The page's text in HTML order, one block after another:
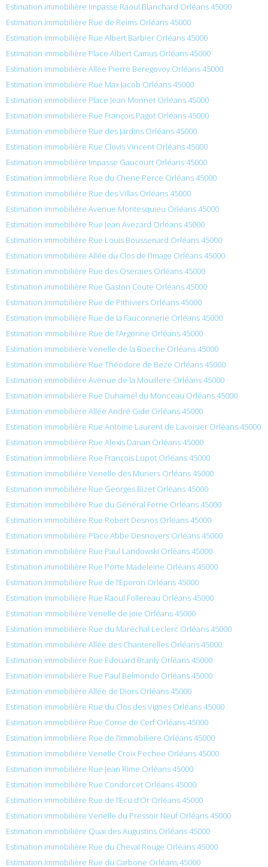
Estimation immobilière Impasse Raoul Blanchard Orléans 45000
Estimation immobilière Rue de Reims Orléans 45000
Estimation immobilière Rue Albert Barbier Orléans 45000
Estimation immobilière Place Albert Camus Orléans 45000
Estimation immobilière Allée Pierre Beregovoy Orléans 45000
Estimation immobilière Rue Max Jacob Orléans 45000
Estimation immobilière Place Jean Monnet Orléans 45000
Estimation immobilière Rue François Pagot Orléans 45000
Estimation immobilière Rue des Jardins Orléans 45000
Estimation immobilière Rue Clovis Vincent Orléans 45000
Estimation immobilière Impasse Gaucourt Orléans 45000
Estimation immobilière Rue du Chene Perce Orléans 45000
Estimation immobilière Rue des Villas Orléans 45000
Estimation immobilière Avenue Montesquieu Orléans 45000
Estimation immobilière Rue Jean Avezard Orléans 45000
Estimation immobilière Rue Louis Boussenard Orléans 45000
Estimation immobilière Allée du Clos de l’Image Orléans 45000
Estimation immobilière Rue des Oseraies Orléans 45000
Estimation immobilière Rue Gaston Coute Orléans 45000
Estimation immobilière Rue de Pithiviers Orléans 45000
Estimation immobilière Rue de la Fauconnerie Orléans 45000
Estimation immobilière Rue de l’Argonne Orléans 45000
Estimation immobilière Venelle de la Boeche Orléans 45000
Estimation immobilière Rue Théodore de Beze Orléans 45000
Estimation immobilière Avenue de la Mouillere Orléans 45000
Estimation immobilière Rue Duhamel du Monceau Orléans 45000
Estimation immobilière Allée André Gide Orléans 45000
Estimation immobilière Rue Antoine Laurent de Lavoisier Orléans 45000
Estimation immobilière Rue Alexis Danan Orléans 45000
Estimation immobilière Rue François Lupot Orléans 45000
Estimation immobilière Venelle des Muriers Orléans 45000
Estimation immobilière Rue Georges Bizet Orléans 45000
Estimation immobilière Rue du Général Ferrie Orléans 45000
Estimation immobilière Rue Robert Desnos Orléans 45000
Estimation immobilière Place Abbe Desnoyers Orléans 45000
Estimation immobilière Rue Paul Landowski Orléans 45000
Estimation immobilière Rue Porte Madeleine Orléans 45000
Estimation immobilière Rue de l’Eperon Orléans 45000
Estimation immobilière Rue Raoul Follereau Orléans 45000
Estimation immobilière Venelle de Joie Orléans 45000
Estimation immobilière Rue du Maréchal Leclerc Orléans 45000
Estimation immobilière Allée des Chanterelles Orléans 45000
Estimation immobilière Rue Édouard Branly Orléans 45000
Estimation immobilière Rue Paul Belmondo Orléans 45000
Estimation immobilière Allée de Diors Orléans 45000
Estimation immobilière Rue du Clos des Vignes Orléans 45000
Estimation immobilière Rue Corne de Cerf Orléans 45000
Estimation immobilière Rue de l’Immobiliere Orléans 45000
Estimation immobilière Venelle Croix Pechee Orléans 45000
Estimation immobilière Rue Jean Rime Orléans 45000
Estimation immobilière Rue Condorcet Orléans 45000
Estimation immobilière Rue de l’Ecu d’Or Orléans 45000
Estimation immobilière Venelle du Pressoir Neuf Orléans 45000
Estimation immobilière Quai des Augustins Orléans 45000
Estimation immobilière Rue du Cheval Rouge Orléans 45000
Estimation immobilière Rue du Carbone Orléans 45000